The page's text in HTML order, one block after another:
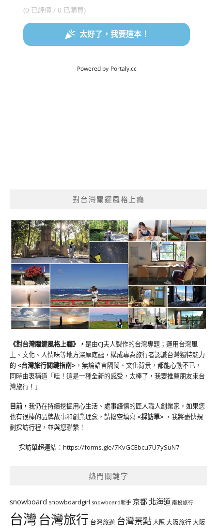
對台灣關鍵風格上癮
《對台灣關鍵風格上癮》 ， 是由CJ夫人製作的台灣專題；運用台灣風
土、文化、人情味等地方深厚底蘊，構成專為旅行者認識台灣獨特魅力
的 <台灣旅行關鍵指南> ，無論語言隔閡、文化背景，都能心動不已，
同時由衷稱道「哇！這是一種全新的感受，太棒了，我要推薦朋友來台
灣旅行！」
目前， 我仍在持續挖掘用心生活、處事謹慎的匠人職人創業家，如果您
也有很棒的品牌故事和創業理念，請撥空填寫 <採訪單> ，我將盡快規
劃採訪行程，並與您聯繫！
採訪單超連結： https://forms.gle/7KvGCEbcu7U7ySuN7
熱門關鍵字
snowboard snowboardgirl snowboard新手 京都 北海道 南投旅行
台灣台灣旅行 台灣旅遊 台灣景點大阪大阪旅行大阪